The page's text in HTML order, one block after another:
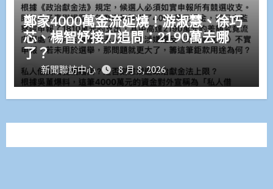
鄭家4000萬金流延燒！游淑慧、徐巧
芯、楊智妤接力追問：2190萬去哪
了？
新聞聯訪中心 8 月 8, 2026